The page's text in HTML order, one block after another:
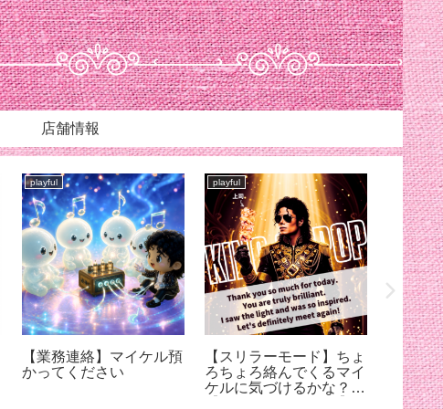
店舗情報
playful
【業務連絡】マイケル預
かってください
playful
【スリラーモード】ちょ
ろちょろ絡んでくるマイ
ケルに気づけるかな？笑
playful
((周波